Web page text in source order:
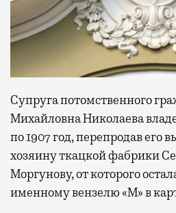
Супруга потомственного
Михайловна Николаева
по 1907 год, перепродав его
хозяину ткацкой фабрики
Моргунову, от которого
именному вензелю «М» в